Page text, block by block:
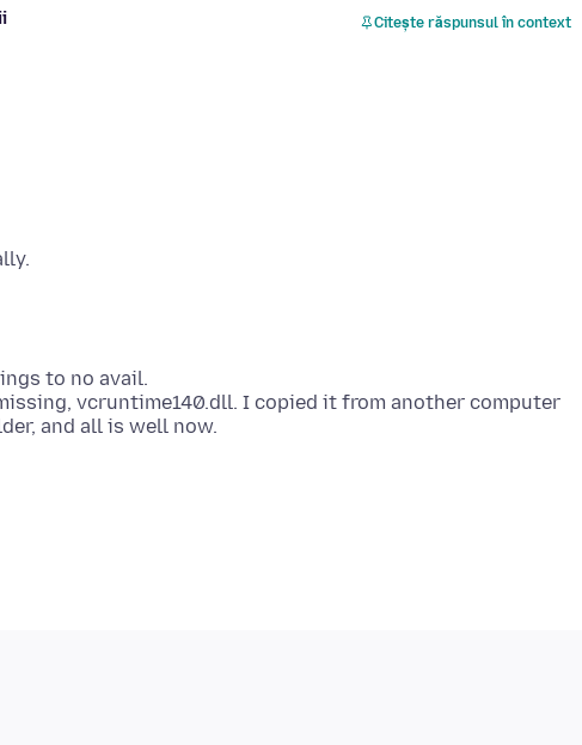
Citește răspunsul în context
to no avail.
vcruntime140.dll. I copied it from another computer
and all is well now.